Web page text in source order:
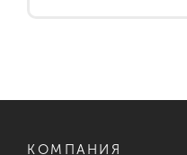
КОМПАНИЯ